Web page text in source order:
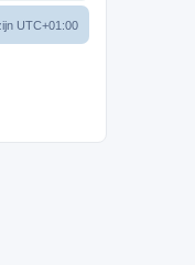
UTC+01:00